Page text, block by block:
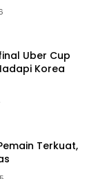
Uber Cup
Korea
Terkuat,